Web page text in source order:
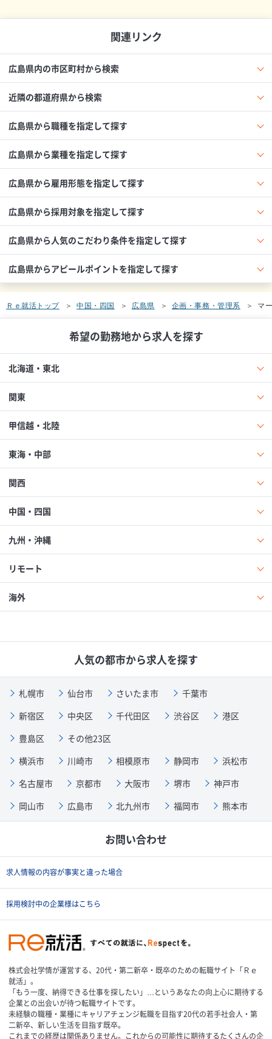
関連リンク
広島県内の市区町村から検索
近隣の都道府県から検索
広島県から職種を指定して探す
広島県から業種を指定して探す
広島県から雇用形態を指定して探す
広島県から採用対象を指定して探す
広島県から人気のこだわり条件を指定して探す
広島県からアピールポイントを指定して探す
Ｒｅ就活トップ 中国・四国 広島県 企画・事務・管理系 マ
希望の勤務地から求人を探す
北海道・東北
関東
甲信越・北陸
東海・中部
関西
中国・四国
九州・沖縄
リモート
海外
人気の都市から求人を探す
札幌市 仙台市 さいたま市
千葉市
新宿区
中央区 千代田区 渋谷区
港区
豊島区
その他23区
横浜市
川崎市 相模原市 静岡市
浜松市
名古屋市
京都市 大阪市 堺市
神戸市
岡山市
広島市 北九州市 福岡市 熊本市
お問い合わせ
求人情報の内容が事実と違った場合
採用検討中の企業様はこちら
株式会社学情が運営する、20代・第二新卒・既卒のための転職サイト「Ｒｅ
就活」。
「もう一度、納得できる仕事を探したい」…というあなたの向上心に期待する
企業との出会いが待つ転職サイトです。
未経験の職種・業種にキャリアチェンジ転職を目指す20代の若手社会人・第
二新卒、新しい生活を目指す既卒。
これまでの経歴は関係ありません。これからの可能性に期待するたくさんの企